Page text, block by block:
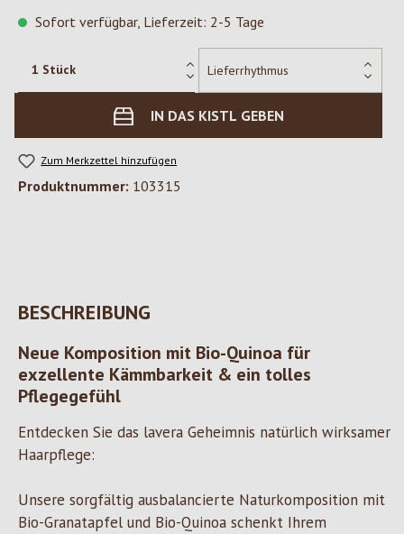
Sofort verfügbar, Lieferzeit: 2-5 Tage
IN DAS KISTL GEBEN
Zum Merkzettel hinzufügen
Produktnummer: 103315
BESCHREIBUNG
Neue Komposition mit Bio-Quinoa für
exzellente Kämmbarkeit & ein tolles
Pflegegefühl
Entdecken Sie das lavera Geheimnis natürlich wirksamer
Haarpflege:
Unsere sorgfältig ausbalancierte Naturkomposition mit
Bio-Granatapfel und Bio-Quinoa schenkt Ihrem